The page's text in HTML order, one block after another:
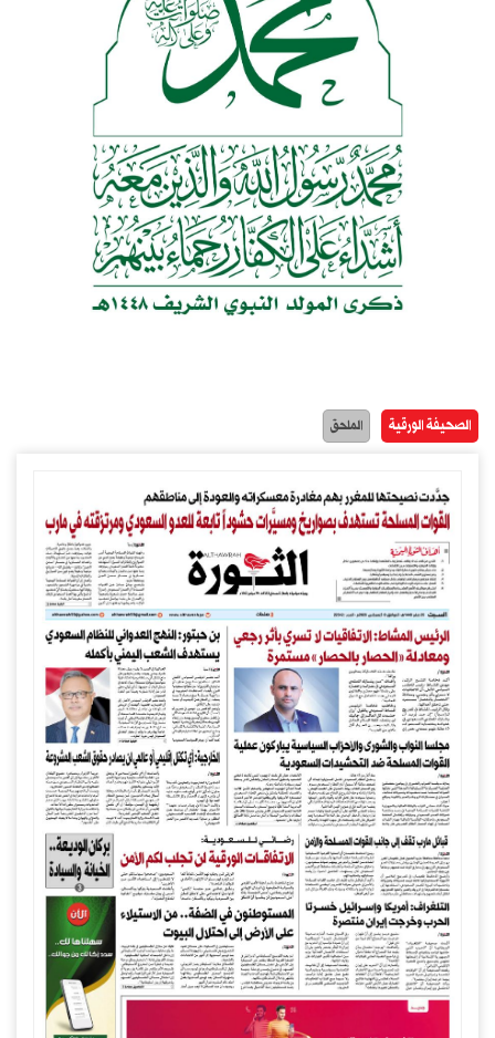
الصحيفة الورقية الملحق